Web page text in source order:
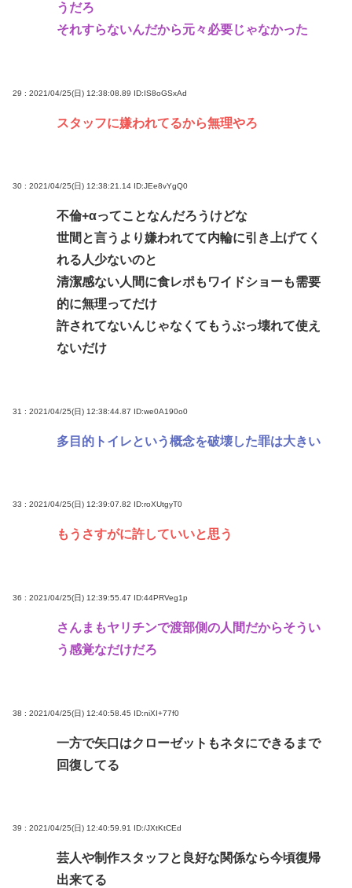
うだろ
それすらないんだから元々必要じゃなかった
29 : 2021/04/25(日) 12:38:08.89 ID:IS8oGSxAd
スタッフに嫌われてるから無理やろ
30 : 2021/04/25(日) 12:38:21.14 ID:JEe8vYgQ0
不倫+αってことなんだろうけどな
世間と言うより嫌われてて内輪に引き上げてく
れる人少ないのと
清潔感ない人間に食レポもワイドショーも需要
的に無理ってだけ
許されてないんじゃなくてもうぶっ壊れて使え
ないだけ
31 : 2021/04/25(日) 12:38:44.87 ID:we0A190o0
多目的トイレという概念を破壊した罪は大きい
33 : 2021/04/25(日) 12:39:07.82 ID:roXUtgyT0
もうさすがに許していいと思う
36 : 2021/04/25(日) 12:39:55.47 ID:44PRVeg1p
さんまもヤリチンで渡部側の人間だからそうい
う感覚なだけだろ
38 : 2021/04/25(日) 12:40:58.45 ID:niXI+77f0
一方で矢口はクローゼットもネタにできるまで
回復してる
39 : 2021/04/25(日) 12:40:59.91 ID:/JXtKtCEd
芸人や制作スタッフと良好な関係なら今頃復帰
出来てる